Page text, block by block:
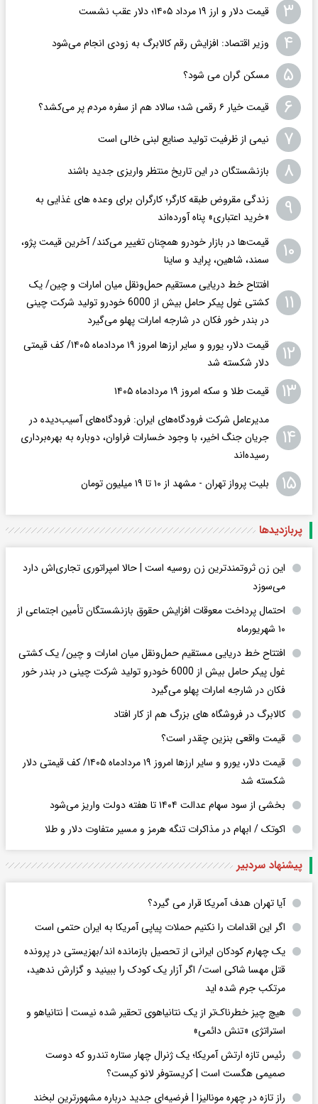
۳ قیمت دلار و ارز ۱۹ مرداد ۱۴۰۵؛ دلار عقب نشست
۴ وزیر اقتصاد: افزایش رقم کالابرگ به زودی انجام می‌شود
۵ مسکن گران می شود؟
۶ قیمت خیار ۶ رقمی شد؛ سالاد هم از سفره مردم پر می‌کشد؟
۷ نیمی از ظرفیت تولید صنایع لبنی خالی است
۸ بازنشستگان در این تاریخ منتظر واریزی جدید باشند
۹
زندگی مقروض طبقه کارگر؛ کارگران برای وعده های غذایی به
«خرید اعتباری» پناه آورده‌اند
۱۰
قیمت‌ها در بازار خودرو همچنان تغییر می‌کند/ آخرین قیمت پژو،
سمند، شاهین، پراید و ساینا
۱۱
افتتاح خط دریایی مستقیم حمل‌ونقل میان امارات و چین/ یک
کشتی غول پیکر حامل بیش از 6000 خودرو تولید شرکت چینی
در بندر خور فکان در شارجه امارات پهلو می‌گیرد
۱۲
قیمت دلار، یورو و سایر ارزها امروز ۱۹ مردادماه ۱۴۰۵/ کف قیمتی
دلار شکسته شد
۱۳ قیمت طلا و سکه امروز ۱۹ مردادماه ۱۴۰۵
۱۴
مدیرعامل شرکت فرودگاه‌های ایران: فرودگاه‌های آسیب‌دیده در
جریان جنگ اخیر، با وجود خسارات فراوان، دوباره به بهره‌برداری
رسیده‌اند
۱۵ بلیت پرواز تهران - مشهد از ۱۰ تا ۱۹ میلیون تومان
پربازدید‌ها
این زن ثروتمندترین زن روسیه است | حالا امپراتوری تجاری‌اش دارد
می‌سوزد
احتمال پرداخت معوقات افزایش حقوق بازنشستگان تأمین اجتماعی از
۱۰ شهریورماه
افتتاح خط دریایی مستقیم حمل‌ونقل میان امارات و چین/ یک کشتی
غول پیکر حامل بیش از 6000 خودرو تولید شرکت چینی در بندر خور
فکان در شارجه امارات پهلو می‌گیرد
کالابرگ در فروشگاه های بزرگ هم از کار افتاد
قیمت واقعی بنزین چقدر است؟
قیمت دلار، یورو و سایر ارزها امروز ۱۹ مردادماه ۱۴۰۵/ کف قیمتی دلار
شکسته شد
بخشی از سود سهام عدالت ۱۴۰۴ تا هفته دولت واریز می‌شود
اکوتک / ابهام در مذاکرات تنگه هرمز و مسیر متفاوت دلار و طلا
پیشنهاد سردبیر
آیا تهران هدف آمریکا قرار می گیرد؟
اگر این اقدامات را نکنیم حملات پیاپی آمریکا به ایران حتمی است
یک چهارم کودکان ایرانی از تحصیل بازمانده اند/بهزیستی در پرونده
قتل مهسا شاکی است/ اگر آزار یک کودک را ببینید و گزارش ندهید،
مرتکب جرم شده اید
هیچ چیز خطرناک‌تر از یک نتانیاهوی تحقیر شده نیست | نتانیاهو و
استراتژی «تنش دائمی»
رئیس تازه ارتش آمریکا؛ یک ژنرال چهار ستاره تندرو که دوست
صمیمی هگست است | کریستوفر لانو کیست؟
راز تازه در چهره مونالیزا | فرضیه‌ای جدید درباره مشهورترین لبخند